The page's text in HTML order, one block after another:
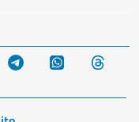
Telegram WhatsApp